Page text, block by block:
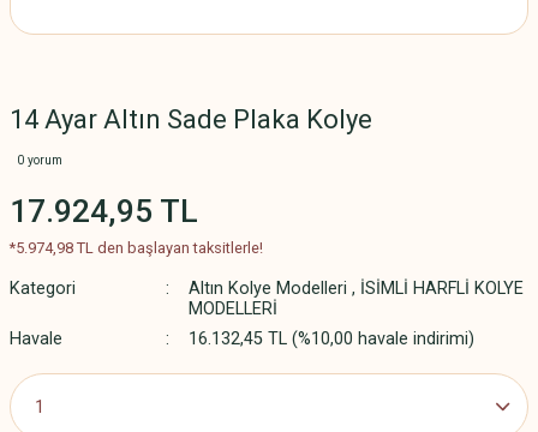
14 Ayar Altın Sade Plaka Kolye
0 yorum
17.924,95 TL
*5.974,98 TL den başlayan taksitlerle!
Kategori Altın Kolye Modelleri , İSİMLİ HARFLİ KOLYE
MODELLERİ
Havale
16.132,45 TL (%10,00 havale indirimi)